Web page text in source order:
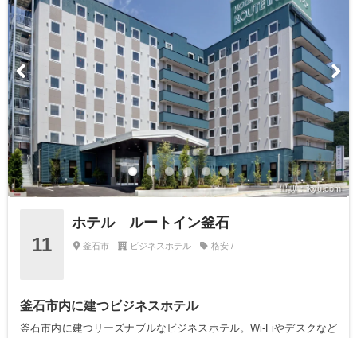
出典：ikyu.com
11
ホテル ルートイン釜石
釜石市 ビジネスホテル 格安 /
釜石市内に建つビジネスホテル
釜石市内に建つリーズナブルなビジネスホテル。Wi-Fiやデスクなど